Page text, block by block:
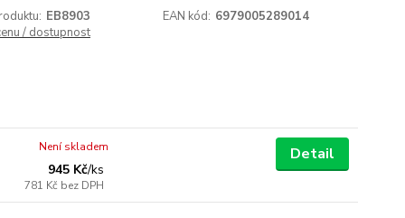
EB8903 EAN kód: 6979005289014
/ dostupnost
945 Kč/ks
781 Kč bez DPH
Není skladem Detail